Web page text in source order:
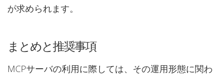
が求められます。
まとめと推奨事項
MCPサーバの利用に際しては、その運用形態に関わ